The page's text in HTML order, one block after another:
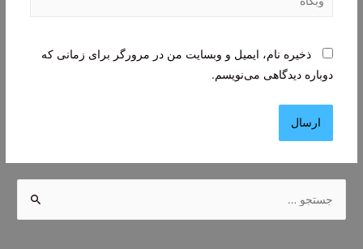
ذخیره نام، ایمیل و وبسایت من در مرورگر برای زمانی که
دوباره دیدگاهی می‌نویسم.